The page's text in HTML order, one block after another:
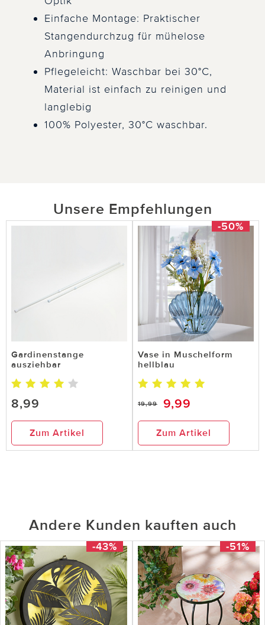
Einfache Montage: Praktischer
Stangendurchzug für mühelose
Anbringung
Pflegeleicht: Waschbar bei 30°C,
Material ist einfach zu reinigen und
langlebig
100% Polyester, 30°C waschbar.
Unsere Empfehlungen
Gardinenstange
ausziehbar
8,99
Zum Artikel
-50%
Vase in Muschelform
hellblau
19,99 9,99
Zum Artikel
Andere Kunden kauften auch
-43% -51%